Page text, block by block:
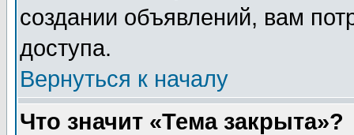
создании объявлений, вам
доступа.
Вернуться к началу
Что значит «Тема закрыта»?